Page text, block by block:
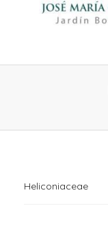
Heliconiaceae